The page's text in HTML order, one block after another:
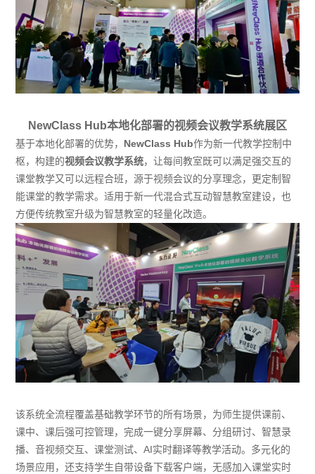
NewClass Hub本地化部署的视频会议教学系统展区
基于本地化部署的优势， NewClass Hub作为新一代教学控制中
枢，构建的视频会议教学系统，让每间教室既可以满足强交互的
课堂教学又可以远程合班，源于视频会议的分享理念，更定制智
能课堂的教学需求。适用于新一代混合式互动智慧教室建设，也
方便传统教室升级为智慧教室的轻量化改造。
该系统全流程覆盖基础教学环节的所有场景，为师生提供课前、
课中、课后强可控管理，完成一键分享屏幕、分组研讨、智慧录
播、音视频交互、课堂测试、AI实时翻译等教学活动。多元化的
场景应用，还支持学生自带设备下载客户端，无感加入课堂实时